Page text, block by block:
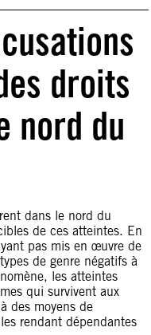
droits
nord du
dans le nord du
de ces atteintes. En
pas mis en œuvre de
de genre négatifs à
les atteintes
qui survivent aux
des moyens de
rendant dépendantes